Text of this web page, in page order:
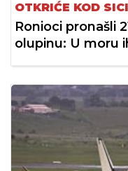
OTKRIĆE KOD
Ronioci pronašli
olupinu: U moru